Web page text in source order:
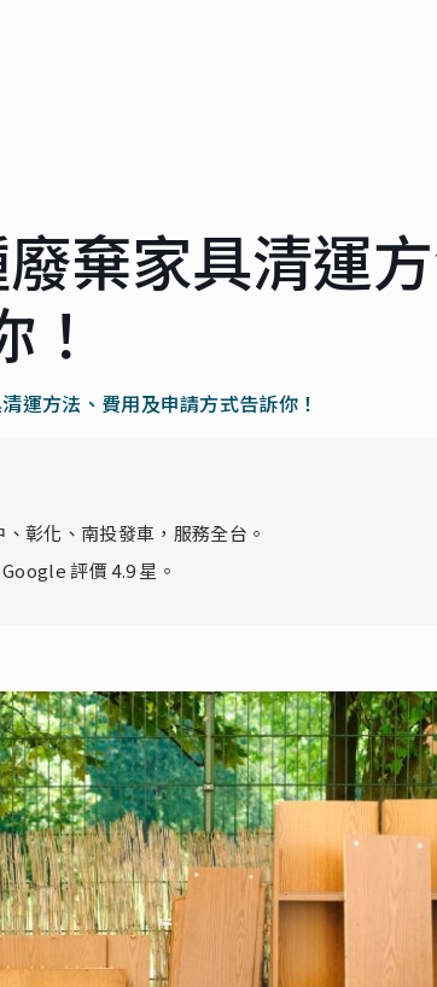
棄家具清運方
運方法、費用及申請方式告訴你！
、彰化、南投發車，服務全台。
評價 4.9 星。